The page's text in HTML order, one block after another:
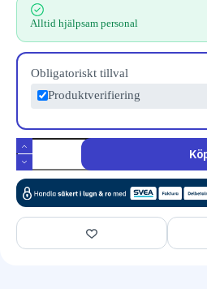
Alltid hjälpsam personal
Obligatoriskt tillval
Produktverifiering